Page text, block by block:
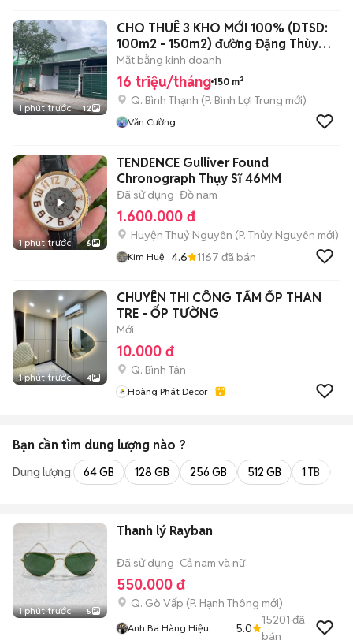
1 phút trước 12
CHO THUÊ 3 KHO MỚI 100% (DTSD:
100m2 - 150m2) đường Đặng Thùy
Trâm
Mặt bằng kinh doanh
16 triệu/tháng 150 m²
Q. Bình Thạnh (P. Bình Lợi Trung mới)
Văn Cường
1 phút trước 6
TENDENCE Gulliver Found
Chronograph Thụy Sĩ 46MM
Đã sử dụng Đồ nam
1.600.000 đ
Huyện Thuỷ Nguyên (P. Thủy Nguyên mới)
Kim Huệ 4.6 1167 đã bán
1 phút trước 4
CHUYÊN THI CÔNG TẤM ỐP THAN
TRE - ỐP TƯỜNG
Mới
10.000 đ
Q. Bình Tân
Hoàng Phát Decor
Bạn cần tìm dung lượng nào ?
Dung lượng: 64 GB 128 GB 256 GB 512 GB 1 TB
1 phút trước 5
Thanh lý Rayban
Đã sử dụng Cả nam và nữ
550.000 đ
Q. Gò Vấp (P. Hạnh Thông mới)
Anh Ba Hàng Hiệu
5.0
15201 đã
bán